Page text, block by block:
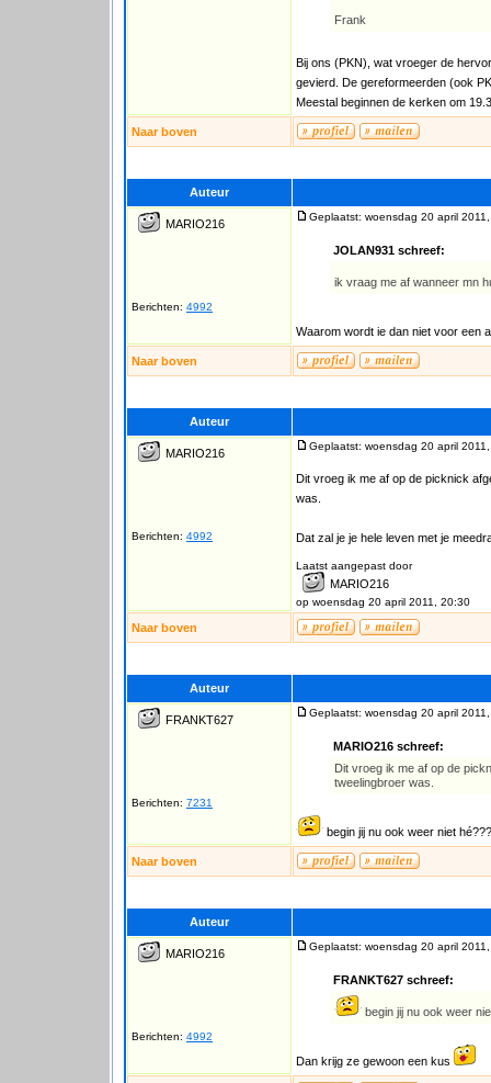
Frank
Bij ons (PKN), wat vroeger de
gevierd. De gereformeerden (ook
Meestal beginnen de kerken om
Naar boven
Auteur
MARIO216
Berichten: 4992
Geplaatst: woensdag 20 april
JOLAN931 schreef:
ik vraag me af wanneer mn
Waarom wordt ie dan niet voor een
Naar boven
Auteur
MARIO216
Berichten: 4992
Geplaatst: woensdag 20 april
Dit vroeg ik me af op de picknick
was.
Dat zal je je hele leven met je
Laatst aangepast door
MARIO216
op woensdag 20 april 2011, 20:30
Naar boven
Auteur
FRANKT627
Berichten: 7231
Geplaatst: woensdag 20 april
MARIO216 schreef:
Dit vroeg ik me af op de
tweelingbroer was.
begin jij nu ook weer niet
Naar boven
Auteur
MARIO216
Berichten: 4992
Geplaatst: woensdag 20 april
FRANKT627 schreef:
begin jij nu ook weer
Dan krijg ze gewoon een kus